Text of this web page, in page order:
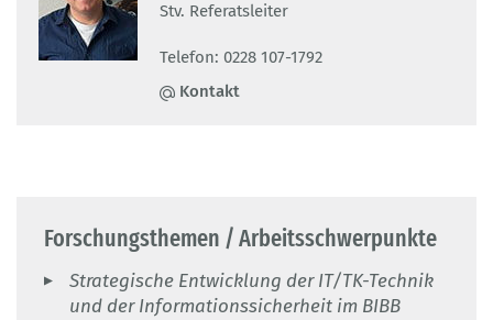
Stv. Referatsleiter
Telefon: 0228 107-1792
Kontakt
Forschungsthemen / Arbeitsschwerpunkte
Strategische Entwicklung der IT/TK-Technik
und der Informationssicherheit im BIBB